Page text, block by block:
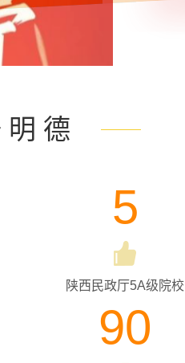
明 德
5
陕西民政厅5A级院校
90